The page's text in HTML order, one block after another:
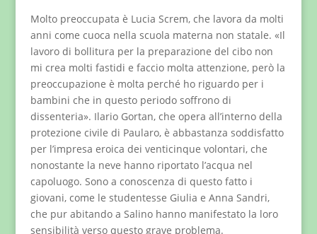
Molto preoccupata è Lucia Screm, che lavora da molti
anni come cuoca nella scuola materna non statale. «Il
lavoro di bollitura per la preparazione del cibo non
mi crea molti fastidi e faccio molta attenzione, però la
preoccupazione è molta perché ho riguardo per i
bambini che in questo periodo soffrono di
dissenteria». Ilario Gortan, che opera all’interno della
protezione civile di Paularo, è abbastanza soddisfatto
per l’impresa eroica dei venticinque volontari, che
nonostante la neve hanno riportato l’acqua nel
capoluogo. Sono a conoscenza di questo fatto i
giovani, come le studentesse Giulia e Anna Sandri,
che pur abitando a Salino hanno manifestato la loro
sensibilità verso questo grave problema.